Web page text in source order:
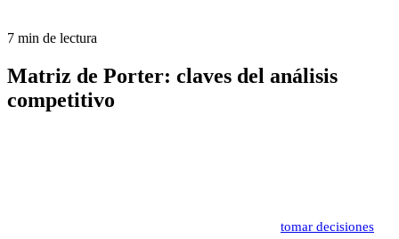
7 min de lectura
Matriz de Porter: claves del análisis
competitivo
tomar decisiones